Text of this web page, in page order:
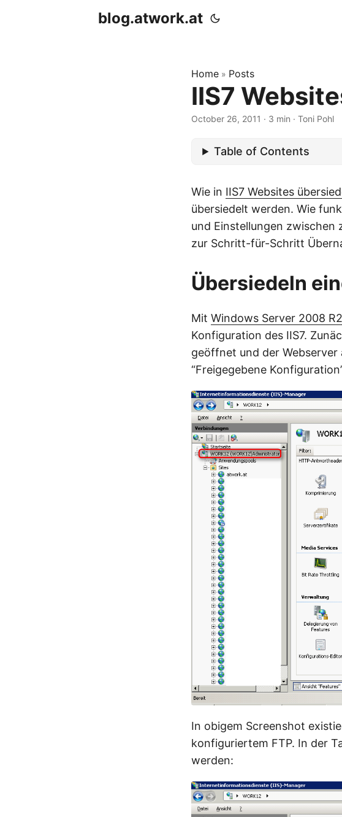
blog.atwork.at
Home » Posts
IIS7
October 26, 2011 · 3 min · Toni Pohl
Table of Contents
Wie in IIS7 Websites
übersiedelt werden. Wie
und Einstellungen zwischen
zur Schritt-für-Schritt
Übersiedeln
Mit Windows Server 2008 R2
Konfiguration des IIS7.
geöffnet und der
“Freigegebene
In obigem Screenshot
konfiguriertem FTP. In der
werden: